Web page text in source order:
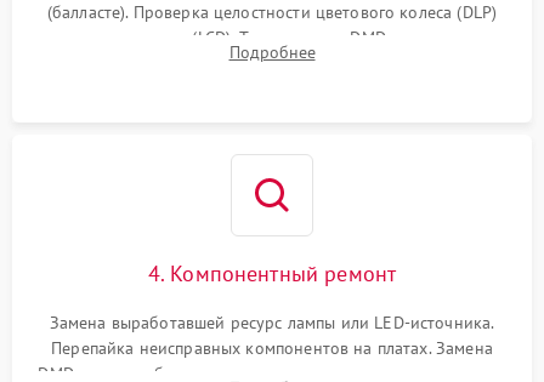
(балласте). Проверка целостности цветового колеса (DLP)
или поляризаторов (LCD). Тестирование DMD-чипа, датчиков
температуры и оптопар с помощью мультиметра и
Подробнее
4. Компонентный ремонт
Замена выработавшей ресурс лампы или LED-источника.
Перепайка неисправных компонентов на платах. Замена
DMD-чипа при битых пикселях, установка нового цветового